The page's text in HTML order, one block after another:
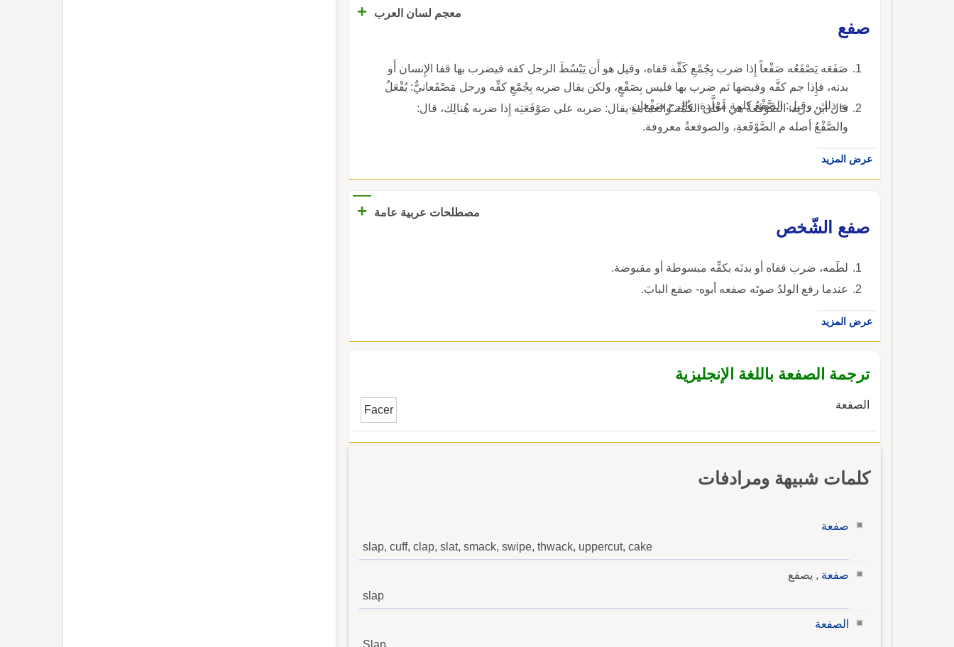
معجم لسان العرب
+
صفع
صَفَعَه يَصْفَعُه صَفْعاً إِذا ضرب بِجُمْعِ كَفِّه قفاه، وقيل هو أَن يَبْسُطَ الرجل كفه فيضرب بها قفا الإِنسان أَو
بدنه، فإِذا جم كفَّه وقبضها ثم ضرب بها فليس بِصَفْعٍ، ولكن يقال ضربه بِجُمْعِ كفِّه ورجل مَصْفَعانيٌّ: يُفْعَلُ
به ذلك، وقيل: الصَّفْعُ كلمة مولَّدة، والرج صَفْعان.
قال ابن دريد: الصَّوْفَعةُ هي أَعْلى الكُمَّة والعمامةِ يقال: ضربه على صَوْفَعَتِه إِذا ضربه هُنالِك، قال:
والصَّفْعُ أصله م الصَّوْفَعةِ، والصوفعةُ معروفة.
عرض المزيد
مصطلحات عربية عامة
+
صفع الشّخص
لطَمه، ضرب قفاه أو بدنَه بكفِّه مبسوطة أو مقبوضة.
عندما رفع الولدُ صوتَه صفعه أبوه- صفع البابَ.
عرض المزيد
ترجمة الصفعة باللغة الإنجليزية
الصفعة Facer
كلمات شبيهة ومرادفات
صفعة
slap, cuff, clap, slat, smack, swipe, thwack, uppercut, cake
صفعة , يصفع
slap
الصفعة
Slap